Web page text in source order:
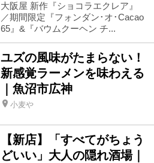
大阪屋 新作『ショコラエクレア』
／期間限定『フォンダン･オ･Cacao
65』&『バウムクーヘン チ...
ユズの風味がたまらない！
新感覚ラーメンを味わえる
｜魚沼市広神
小麦や
【新店】「すべてがちょう
どいい」大人の隠れ酒場｜